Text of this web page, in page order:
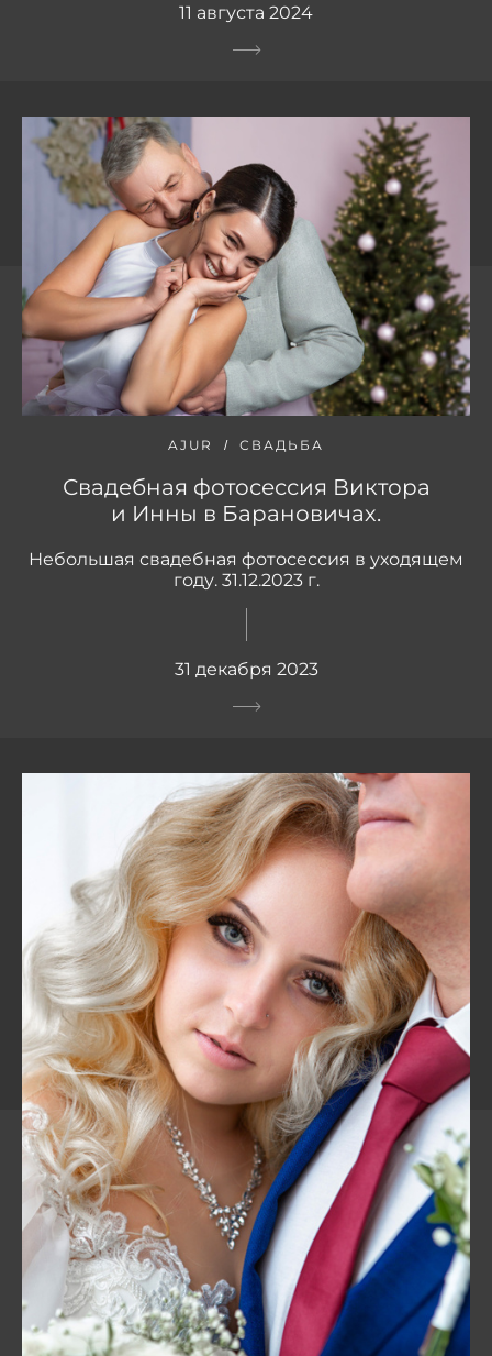
11 августа 2024
AJUR СВАДЬБА
Свадебная фотосессия Виктора
и Инны в Барановичах.
Небольшая свадебная фотосессия в уходящем
году. 31.12.2023 г.
31 декабря 2023